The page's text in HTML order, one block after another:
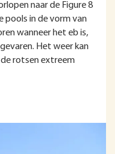
naar de Figure 8
pools in de vorm van
wanneer het eb is,
Het weer kan
rotsen extreem